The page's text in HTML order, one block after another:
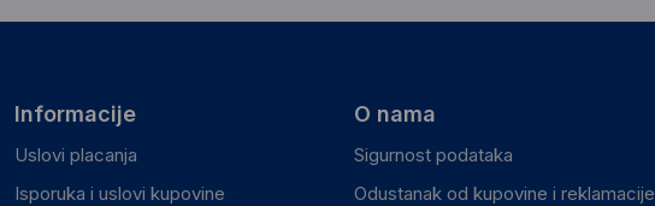
Informacije
Uslovi placanja
Isporuka i uslovi kupovine
O nama
Sigurnost podataka
Odustanak od kupovine i reklamacije